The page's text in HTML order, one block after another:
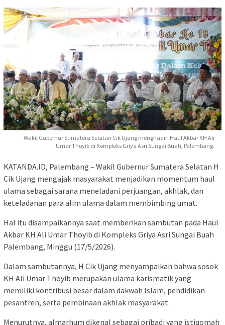
Wakil Gubernur Sumatera Selatan Cik Ujang menghadiri Haul Akbar KH Ali
Umar Thoyib di Kompleks Griya Asri Sungai Buah, Palembang.
KATANDA.ID, Palembang – Wakil Gubernur Sumatera Selatan H
Cik Ujang mengajak masyarakat menjadikan momentum haul
ulama sebagai sarana meneladani perjuangan, akhlak, dan
keteladanan para alim ulama dalam membimbing umat.
Hal itu disampaikannya saat memberikan sambutan pada Haul
Akbar KH Ali Umar Thoyib di Kompleks Griya Asri Sungai Buah
Palembang, Minggu (17/5/2026).
Dalam sambutannya, H Cik Ujang menyampaikan bahwa sosok
KH Ali Umar Thoyib merupakan ulama karismatik yang
memiliki kontribusi besar dalam dakwah Islam, pendidikan
pesantren, serta pembinaan akhlak masyarakat.
Menurutnya, almarhum dikenal sebagai pribadi yang istiqomah